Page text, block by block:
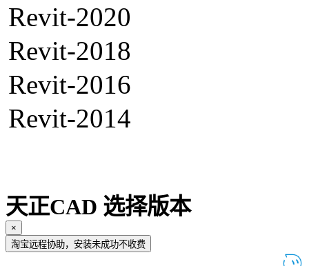
Revit-2020
Revit-2018
Revit-2016
Revit-2014
天正CAD 选择版本
×
淘宝远程协助，安装未成功不收费